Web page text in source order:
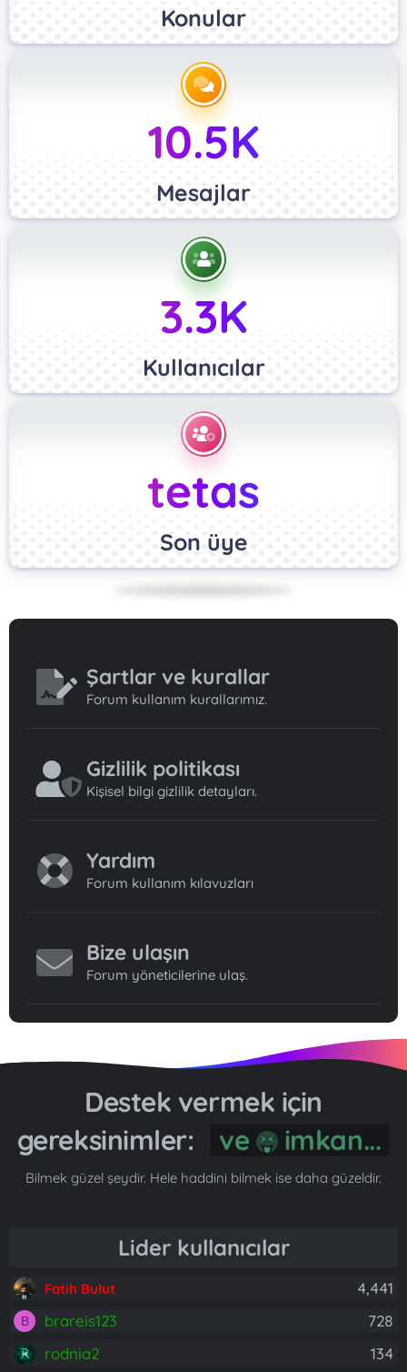
Konular
10.5K
Mesajlar
3.3K
Kullanıcılar
tetas
Son üye
Şartlar ve kurallar
Forum kullanım kurallarımız.
Gizlilik politikası
Kişisel bilgi gizlilik detayları.
Yardım
Forum kullanım kılavuzları
Bize ulaşın
Forum yöneticilerine ulaş.
Destek vermek için
gereksinimler:
ve imkan...
Bilmek güzel şeydir. Hele haddini bilmek ise daha güzeldir.
Lider kullanıcılar
Fatih Bulut 4,441
B brareis123
728
rodnia2
134